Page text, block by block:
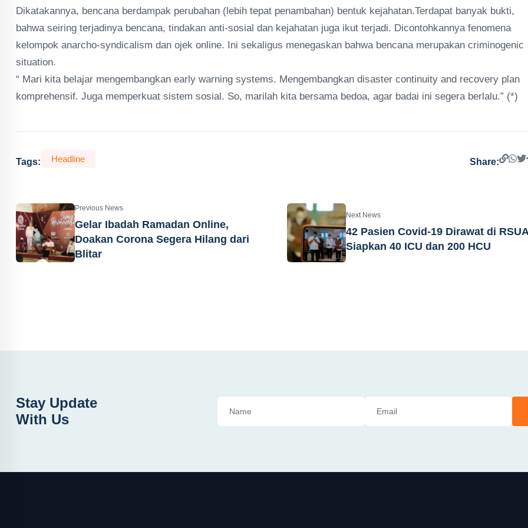
Dikatakannya, bencana berdampak perubahan (lebih tepat penambahan) bentuk kejahatan.Terdapat banyak bukti,
bahwa seiring terjadinya bencana, tindakan anti-sosial dan kejahatan juga ikut terjadi. Dicontohkannya fenomena
kelompok anarcho-syndicalism dan ojek online. Ini sekaligus menegaskan bahwa bencana merupakan criminogenic
situation.
“ Mari kita belajar mengembangkan early warning systems. Mengembangkan disaster continuity and recovery plan
komprehensif. Juga memperkuat sistem sosial. So, marilah kita bersama bedoa, agar badai ini segera berlalu.” (*)
Tags: Headline Share:
Previous News
Gelar Ibadah Ramadan Online,
Doakan Corona Segera Hilang dari
Blitar
Next News
42 Pasien Covid-19 Dirawat di
Siapkan 40 ICU dan 200 HCU
Stay Update
With Us